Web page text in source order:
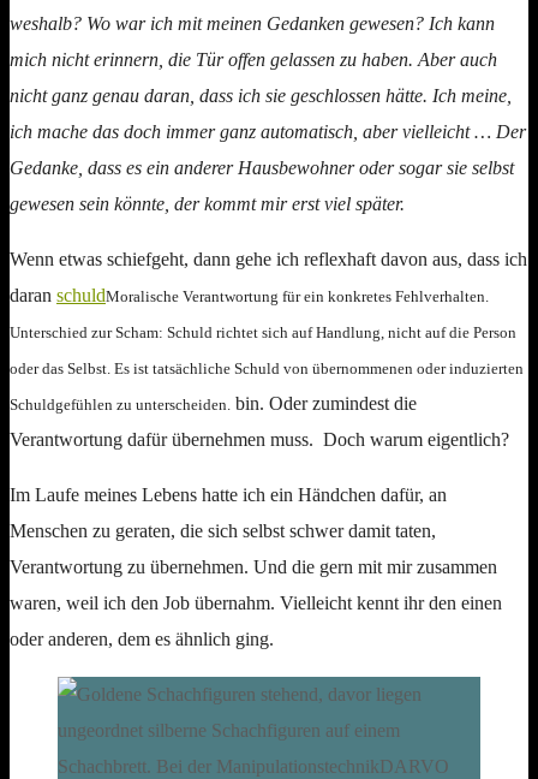
weshalb? Wo war ich mit meinen Gedanken gewesen? Ich kann
mich nicht erinnern, die Tür offen gelassen zu haben. Aber auch
nicht ganz genau daran, dass ich sie geschlossen hätte. Ich meine,
ich mache das doch immer ganz automatisch, aber vielleicht … Der
Gedanke, dass es ein anderer Hausbewohner oder sogar sie selbst
gewesen sein könnte, der kommt mir erst viel später.
Wenn etwas schiefgeht, dann gehe ich reflexhaft davon aus, dass ich
daran schuldMoralische Verantwortung für ein konkretes Fehlverhalten.
Unterschied zur Scham: Schuld richtet sich auf Handlung, nicht auf die Person
oder das Selbst. Es ist tatsächliche Schuld von übernommenen oder induzierten
Schuldgefühlen zu unterscheiden. bin. Oder zumindest die
Verantwortung dafür übernehmen muss. Doch warum eigentlich?
Im Laufe meines Lebens hatte ich ein Händchen dafür, an
Menschen zu geraten, die sich selbst schwer damit taten,
Verantwortung zu übernehmen. Und die gern mit mir zusammen
waren, weil ich den Job übernahm. Vielleicht kennt ihr den einen
oder anderen, dem es ähnlich ging.